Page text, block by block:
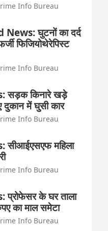
Info Bureau
घुटनों का दर्द
फिजियोथेरेपिस्ट
Info Bureau
सड़क किनारे खड़े
दुकान में घुसी कार
Info Bureau
महिला
Info Bureau
के घर ताला
का माल समेटा
Info Bureau